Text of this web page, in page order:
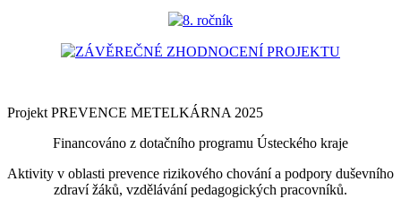
8. ročník
ZÁVĚREČNÉ ZHODNOCENÍ PROJEKTU
Projekt PREVENCE METELKÁRNA 2025
Financováno z dotačního programu Ústeckého kraje
Aktivity v oblasti prevence rizikového chování a podpory duševního
zdraví žáků, vzdělávání pedagogických pracovníků.